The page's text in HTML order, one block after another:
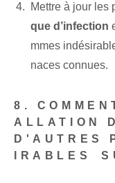
Mettre à jour les
que d’infection
mmes
naces connues.
8.
ALLATION
D'AUTRES
IRABLES⁤